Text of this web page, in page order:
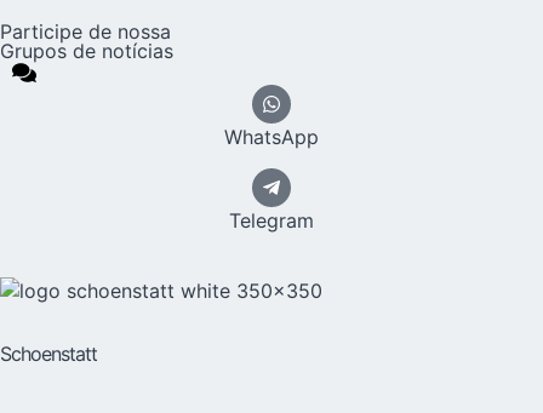
Participe de nossa
Grupos de notícias
WhatsApp
Telegram
Schoenstatt